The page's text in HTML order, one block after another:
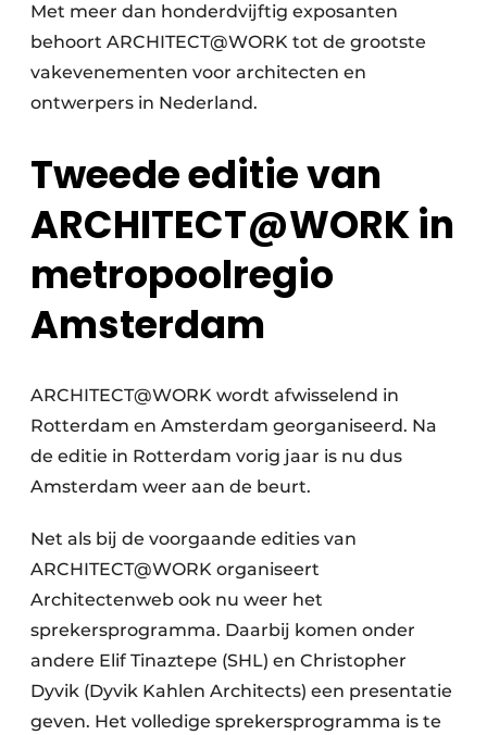
Met meer dan honderdvijftig exposanten
behoort ARCHITECT@WORK tot de grootste
vakevenementen voor architecten en
ontwerpers in Nederland.
Tweede editie van
ARCHITECT@WORK in
metropoolregio
Amsterdam
ARCHITECT@WORK wordt afwisselend in
Rotterdam en Amsterdam georganiseerd. Na
de editie in Rotterdam vorig jaar is nu dus
Amsterdam weer aan de beurt.
Net als bij de voorgaande edities van
ARCHITECT@WORK organiseert
Architectenweb ook nu weer het
sprekersprogramma. Daarbij komen onder
andere Elif Tinaztepe (SHL) en Christopher
Dyvik (Dyvik Kahlen Architects) een presentatie
geven. Het volledige sprekersprogramma is te